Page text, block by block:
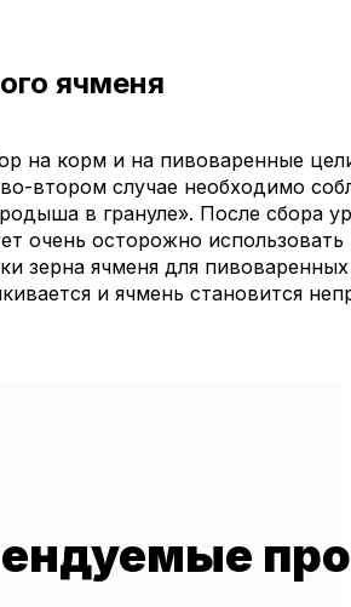
ячменя
на корм и на пивоваренные
втором случае необходимо
в грануле». После сбора
очень осторожно
зерна ячменя для
и ячмень становится